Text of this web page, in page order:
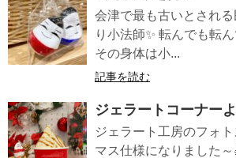
会津で最も古いとされ
り小法師✨ 転んでも転
その身体は小...
記事を読む
ジェラートコーナー
ジェラート工房のフォ
マス仕様になりました～